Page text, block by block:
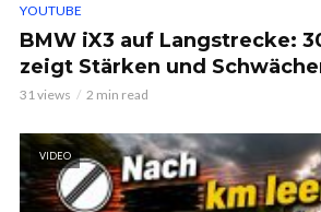
YOUTUBE
BMW iX3 auf Langstrecke:
zeigt Stärken und
31 views 2 min read
VIDEO